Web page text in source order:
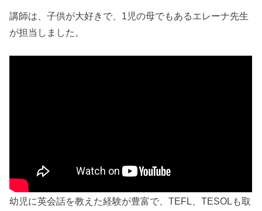
講師は、子供が大好きで、1児の母でもあるエレーナ先生
が担当しました。
幼児に英会話を教えた経験が豊富で、TEFL、TESOLも取